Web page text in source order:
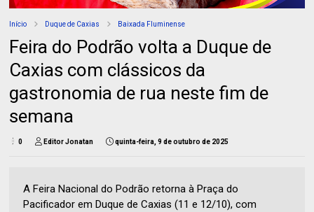
Início Duque de Caxias Baixada Fluminense
Feira do Podrão volta a Duque de
Caxias com clássicos da
gastronomia de rua neste fim de
semana
0 Editor Jonatan quinta-feira, 9 de outubro de 2025
A Feira Nacional do Podrão retorna à Praça do
Pacificador em Duque de Caxias (11 e 12/10), com